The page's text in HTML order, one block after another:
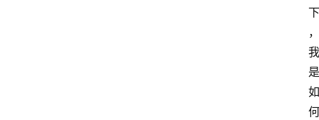
下
，
我
是
如
何